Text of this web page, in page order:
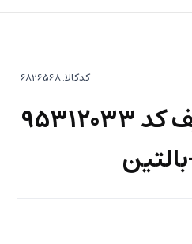
کدکالا:
شیلنگ پمپ هیدرولیک فشار ضعیف کد 95312033